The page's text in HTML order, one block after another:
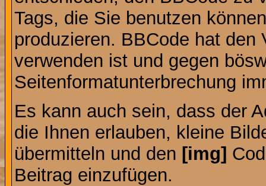
Tags, die Sie benutzen
produzieren. BBCode hat
verwenden ist und gegen
Seitenformatunterbrechung
Es kann auch sein, dass der
die Ihnen erlauben, kleine
übermitteln und den [img]
Beitrag einzufügen.